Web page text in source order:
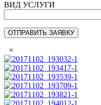
ВИД УСЛУГИ
×